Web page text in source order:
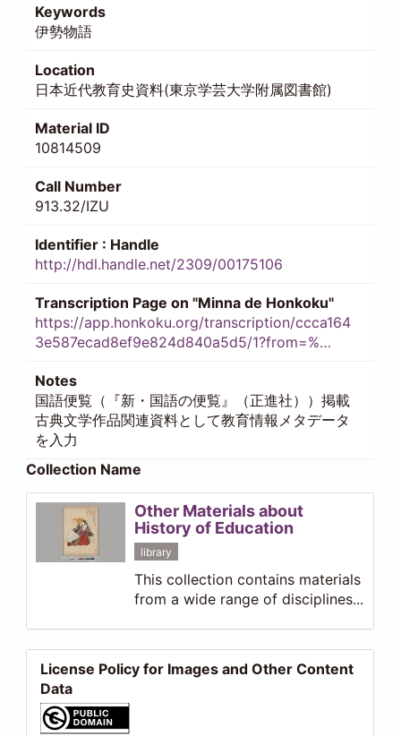
Keywords
伊勢物語
Location
日本近代教育史資料(東京学芸大学附属図書館)
Material ID
10814509
Call Number
913.32/IZU
Identifier : Handle
http://hdl.handle.net/2309/00175106
Transcription Page on "Minna de Honkoku"
https://app.honkoku.org/transcription/ccca164
3e587ecad8ef9e824d840a5d5/1?from=%…
Notes
国語便覧（『新・国語の便覧』（正進社））掲載
古典文学作品関連資料として教育情報メタデータ
を入力
Collection Name
Other Materials about
History of Education
library
This collection contains materials
from a wide range of disciplines...
License Policy for Images and Other Content
Data